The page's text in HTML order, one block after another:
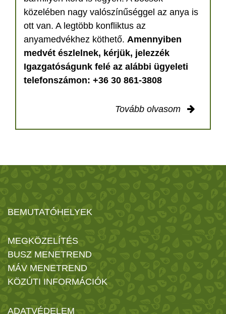
közelében nagy valószínűséggel az anya is
ott van. A legtöbb konfliktus az
anyamedvékhez köthető. Amennyiben
medvét észlelnek, kérjük, jelezzék
Igazgatóságunk felé az alábbi ügyeleti
telefonszámon: +36 30 861-3808
Tovább olvasom
BEMUTATÓHELYEK
MEGKÖZELÍTÉS
BUSZ MENETREND
MÁV MENETREND
KÖZÚTI INFORMÁCIÓK
ADATVÉDELEM